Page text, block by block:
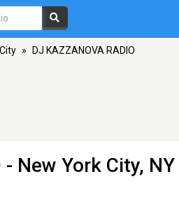
» DJ KAZZANOVA RADIO
- New York City, NY